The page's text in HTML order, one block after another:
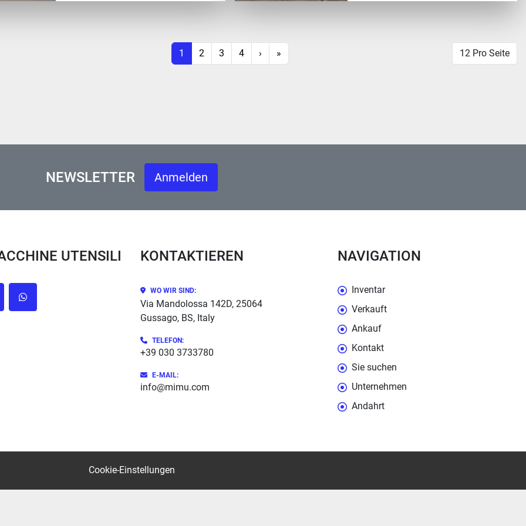
1 2 3 4 › » 12 Pro Seite
NEWSLETTER Anmelden
UTENSILI
whatsapp
KONTAKTIEREN
WO WIR SIND:
Via Mandolossa 142D, 25064
Gussago, BS, Italy
TELEFON:
+39 030 3733780
E-MAIL:
info@mimu.com
NAVIGATION
Inventar
Verkauft
Ankauf
Kontakt
Sie suchen
Unternehmen
Andahrt
Cookie-Einstellungen